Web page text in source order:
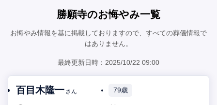
勝願寺のお悔やみ一覧
お悔やみ情報を基に掲載しておりますので、すべての葬儀情報で
はありません。
最終更新日時：2025/10/22 09:00
百目木隆一 さん 79歳